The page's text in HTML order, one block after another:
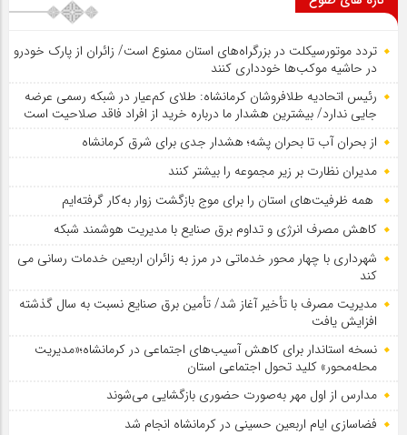
تردد موتورسیکلت در بزرگراه‌های استان ممنوع است/ زائران از پارک خودرو
در حاشیه موکب‌ها خودداری کنند
رئیس اتحادیه طلافروشان کرمانشاه: طلای کم‌عیار در شبکه رسمی عرضه
جایی ندارد/ بیشترین هشدار ما درباره خرید از افراد فاقد صلاحیت است
از بحران آب تا بحران پشه؛ هشدار جدی برای شرق کرمانشاه
مدیران نظارت بر زیر مجموعه را بیشتر کنند
همه ظرفیت‌های استان را برای موج بازگشت زوار به‌کار گرفته‌ایم
کاهش مصرف انرژی و تداوم برق صنایع با مدیریت هوشمند شبکه
شهرداری با چهار محور خدماتی در مرز به زائران اربعین خدمات رسانی می
کند
مدیریت مصرف با تأخیر آغاز شد/ تأمین برق صنایع نسبت به سال گذشته
افزایش یافت
نسخه استاندار برای کاهش آسیب‌های اجتماعی در کرمانشاه؛«مدیریت
محله‌محور» کلید تحول اجتماعی استان
مدارس از اول مهر به‌صورت حضوری بازگشایی می‌شوند
فضاسازی ایام اربعین حسینی در کرمانشاه انجام شد